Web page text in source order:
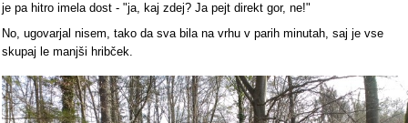
je pa hitro imela dost - "ja, kaj zdej? Ja pejt direkt gor, ne!"
No, ugovarjal nisem, tako da sva bila na vrhu v parih minutah, saj je vse
skupaj le manjši hribček.